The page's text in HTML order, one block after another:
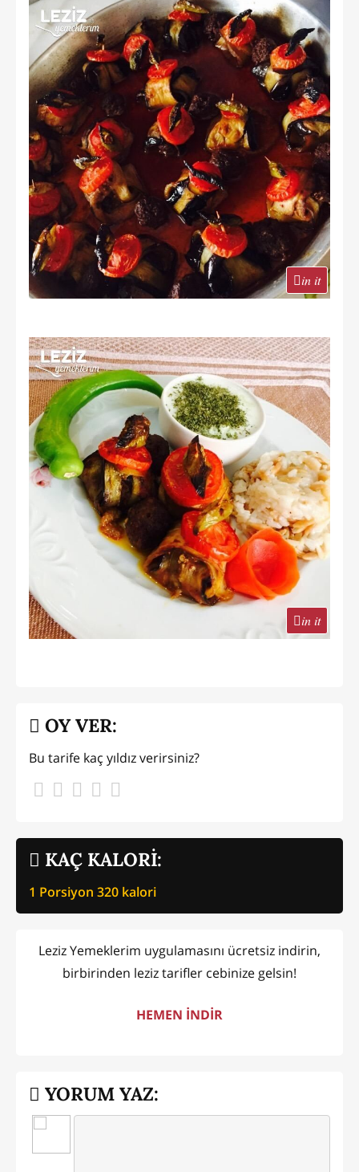
in it
in it
KAÇ KALORİ:
1 Porsiyon 320 kalori
OY VER:
Bu tarife kaç yıldız verirsiniz?
Leziz Yemeklerim uygulamasını ücretsiz indirin,
birbirinden leziz tarifler cebinize gelsin!
HEMEN İNDİR
YORUM YAZ: